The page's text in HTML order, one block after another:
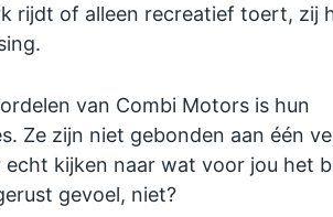
rijdt of alleen recreatief toert, zij
van Combi Motors is hun
Ze zijn niet gebonden aan één
kijken naar wat voor jou het
gevoel, niet?